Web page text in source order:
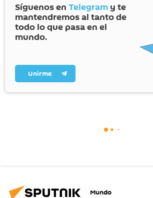
Síguenos en Telegram y te
mantendremos al tanto de
todo lo que pasa en el
mundo.
Unirme
Mundo